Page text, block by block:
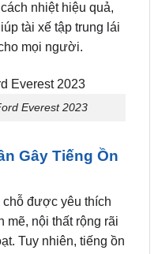
nhiệt hiệu quả,
tài xế tập trung lái
mọi người.
Everest 2023
Gây Tiếng Ồn
chỗ được yêu thích
mẽ, nội thất rộng rãi
Tuy nhiên, tiếng ồn